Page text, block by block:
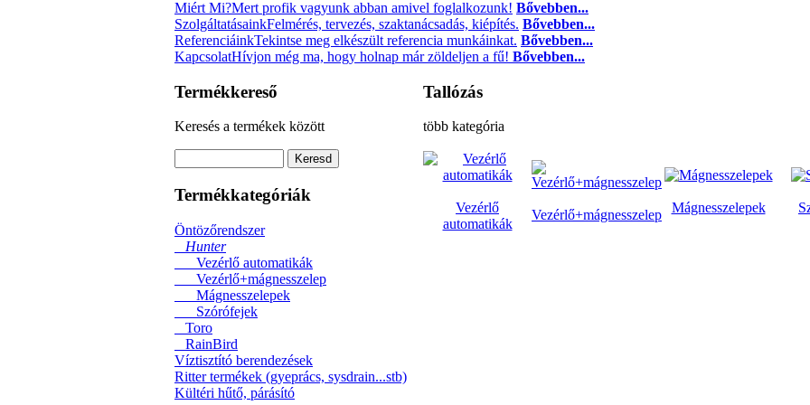
Miért Mi?Mert profik vagyunk abban amivel foglalkozunk! Bővebben...
SzolgáltatásainkFelmérés, tervezés, szaktanácsadás, kiépítés. Bővebben...
ReferenciáinkTekintse meg elkészült referencia munkáinkat. Bővebben...
KapcsolatHívjon még ma, hogy holnap már zöldeljen a fű! Bővebben...
Termékkereső
Keresés a termékek között
Termékkategóriák
Öntözőrendszer
Hunter
Vezérlő automatikák
Vezérlő+mágnesszelep
Mágnesszelepek
Szórófejek
Toro
RainBird
Víztisztító berendezések
Ritter termékek (gyeprács, sysdrain...stb)
Kültéri hűtő, párásító
Tallózás
több kategória
Vezérlő
automatikák
Vezérlő+mágnesszelep Mágnesszelepek